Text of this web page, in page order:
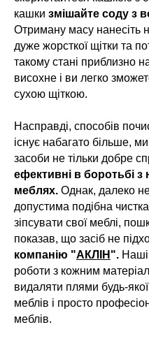
кашки змішайте соду з
Отриману масу нанесіть
дуже жорсткої щітки та
такому стані приблизно
висохне і ви легко
сухою щіткою.
Насправді, способів
існує набагато більше,
засоби не тільки добре
ефективні в боротьбі
меблях. Однак, далеко
допустима подібна
зіпсувати свої меблі,
показав, що засіб не
компанію "АКЛІН ".
роботи з кожним
видаляти плями будь-
меблів і просто
меблів.